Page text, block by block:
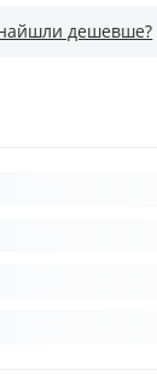
дешевше?